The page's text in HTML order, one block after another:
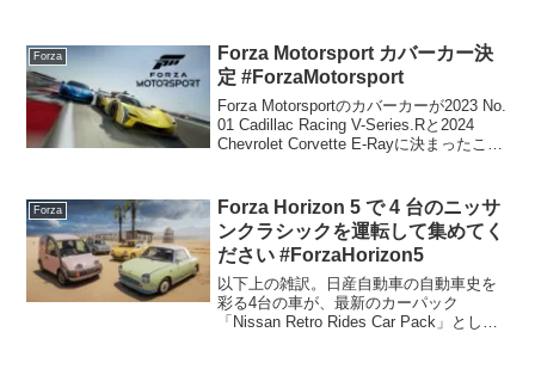
で行われました。ニュルブルクリンク...
Forza
Forza Motorsport カバーカー決
定 #ForzaMotorsport
Forza Motorsportのカバーカーが2023 No.
01 Cadillac Racing V-Series.Rと2024
Chevrolet Corvette E-Rayに決まったこと
Forza
Forza Horizon 5 で 4 台のニッサ
ンクラシックを運転して集めてく
ださい #ForzaHorizon5
以下上の雑訳。日産自動車の自動車史を
彩る4台の車が、最新のカーパック
「Nissan Retro Rides Car Pack」として